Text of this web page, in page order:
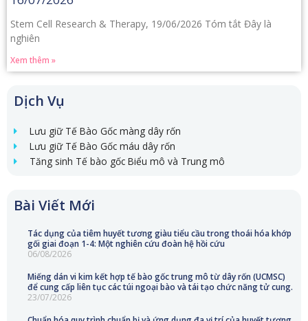
Dịch Vụ
Lưu giữ Tế Bào Gốc màng dây rốn
Lưu giữ Tế Bào Gốc máu dây rốn
Tăng sinh Tế bào gốc Biểu mô và Trung mô
Bài Viết Mới
Tác dụng của tiêm huyết tương giàu tiểu cầu trong thoái hóa khớp
gối giai đoạn 1-4: Một nghiên cứu đoàn hệ hồi cứu
06/08/2026
Miếng dán vi kim kết hợp tế bào gốc trung mô từ dây rốn (UCMSC)
để cung cấp liên tục các túi ngoại bào và tái tạo chức năng tử cung.
23/07/2026
Stem Cell Research & Therapy, 19/06/2026 Tóm tắt Đây là
nghiên
Xem thêm »